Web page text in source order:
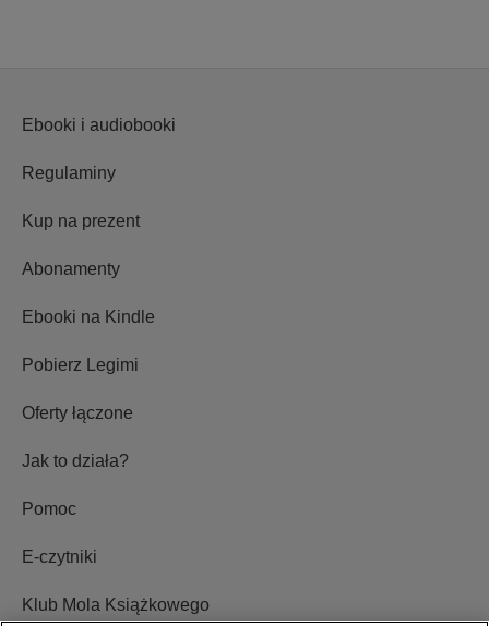
Ebooki i audiobooki
Regulaminy
Kup na prezent
Abonamenty
Ebooki na Kindle
Pobierz Legimi
Oferty łączone
Jak to działa?
Pomoc
E-czytniki
Klub Mola Książkowego